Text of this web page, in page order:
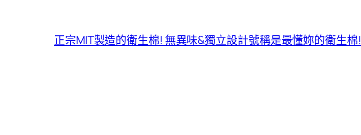
正宗MIT製造的衛生棉! 無異味&獨立設計號稱是最懂妳的衛生棉!